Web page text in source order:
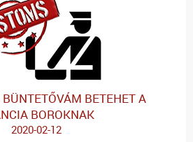
BETEHET A
BOROKNAK
2020-02-12